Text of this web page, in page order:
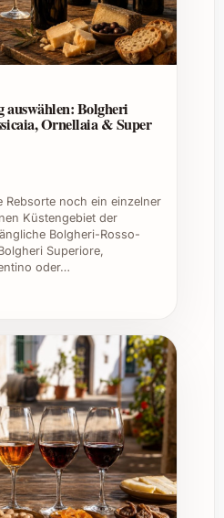
Eleganz und Qualität
und Vorteile
genussvolle Abende,
festliche
oder Silvesterpartys.
geeignet für
gehobene
und edle
Bereicherung für
El Peruco 2019 und
Weintradition auf
Sie sich und Ihren
Geschmack, das in
Bolgheri
Ornellaia & Super
Rebsorte noch ein einzelner
Küstengebiet der
Bolgheri-Rosso-
Superiore,
oder…